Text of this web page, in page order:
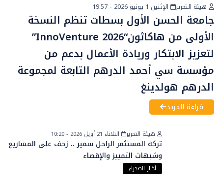
أخبار عامة
هيئة التحرير الإثنين 1 يونيو 2026 - 19:57
جامعة الحسن الأول بسطات تنظم النسخة
الأولى من هاكاثون“InnoVenture 2026”
لتعزيز الابتكار وريادة الأعمال بدعم من
مؤسسة سي أحمد الدرهم التابعة لمجموعة
الدرهم هولدينغ
قراءة المزيد
هيئة التحرير الثلاثاء 21 أبريل 2026 - 10:20
تركة المستثمر الراحل سمير .. زحف على المشاريع
وشبهات التمييز والإقصاء
أخبار الصحراء